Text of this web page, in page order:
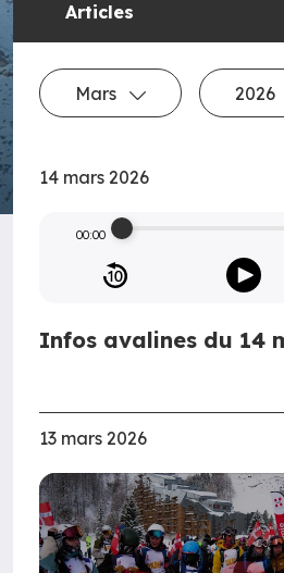
Articles
Mars 2026
14 mars 2026
00:00
Infos avalines du 14
13 mars 2026